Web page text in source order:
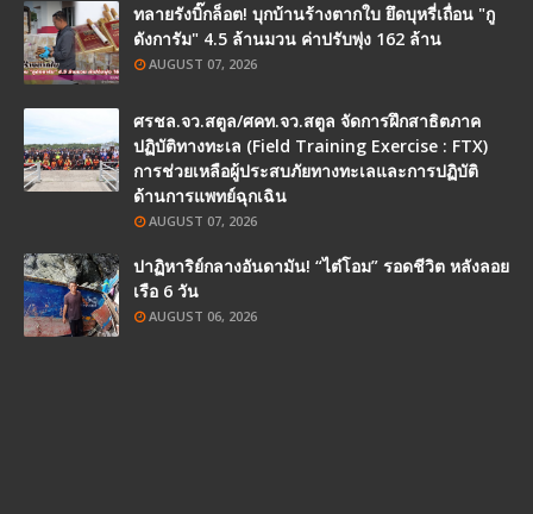
ทลายรังบิ๊กล็อต! บุกบ้านร้างตากใบ ยึดบุหรี่เถื่อน "กู
ดังการัม" 4.5 ล้านมวน ค่าปรับพุ่ง 162 ล้าน
AUGUST 07, 2026
ศรชล.จว.สตูล/ศคท.จว.สตูล จัดการฝึกสาธิตภาค
ปฏิบัติทางทะเล (Field Training Exercise : FTX)
การช่วยเหลือผู้ประสบภัยทางทะเลและการปฏิบัติ
ด้านการแพทย์ฉุกเฉิน
AUGUST 07, 2026
ปาฏิหาริย์กลางอันดามัน! “ไต๋โอม” รอดชีวิต หลังลอย
เรือ 6 วัน
AUGUST 06, 2026